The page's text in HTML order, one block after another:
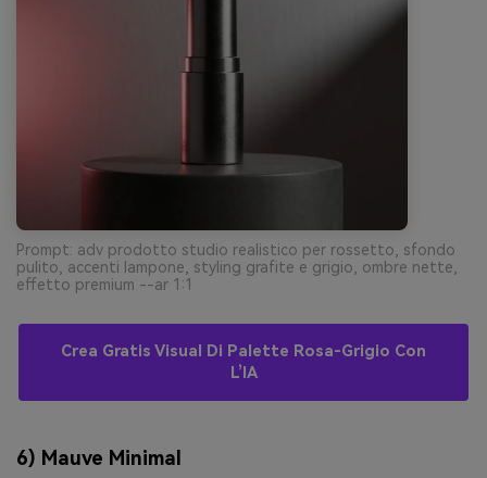
Prompt: adv prodotto studio realistico per rossetto, sfondo
pulito, accenti lampone, styling grafite e grigio, ombre nette,
effetto premium --ar 1:1
Crea Gratis Visual Di Palette Rosa-Grigio Con
L’IA
6) Mauve Minimal